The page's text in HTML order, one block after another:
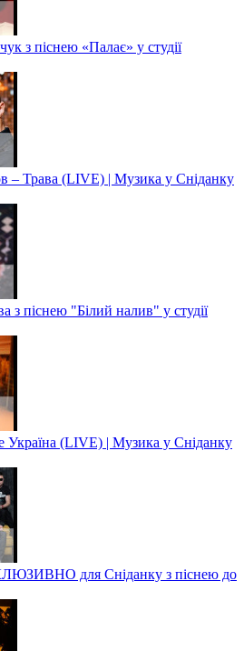
з піснею «Палає» у студії
Трава (LIVE) | Музика у Сніданку
піснею "Білий налив" у студії
Україна (LIVE) | Музика у Сніданку
для Сніданку з піснею до